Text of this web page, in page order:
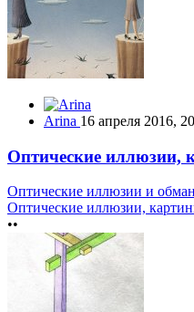
Arina 16 апреля 2016,
Оптические иллюзии,
Оптические иллюзии и обман
Оптические иллюзии,
••